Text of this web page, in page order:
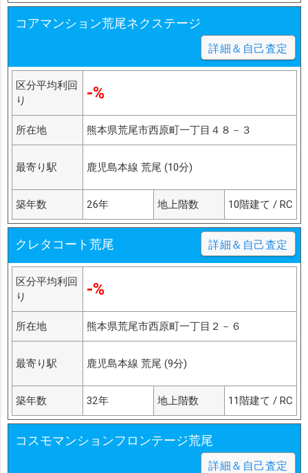
コアマンション荒尾ネクステージ
詳細＆自己査定
区分平均利回
り
-%
所在地 熊本県荒尾市西原町一丁目４８－３
最寄り駅 鹿児島本線 荒尾 (10分)
築年数 26年 地上階数 10階建て / RC
クレタコート荒尾 詳細＆自己査定
区分平均利回
り
-%
所在地 熊本県荒尾市西原町一丁目２－６
最寄り駅 鹿児島本線 荒尾 (9分)
築年数 32年 地上階数 11階建て / RC
コスモマンションフロンテージ荒尾
詳細＆自己査定